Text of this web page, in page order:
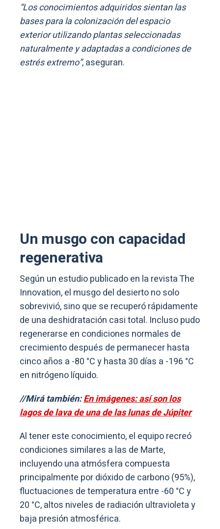
“Los conocimientos adquiridos sientan las
bases para la colonización del espacio
exterior utilizando plantas seleccionadas
naturalmente y adaptadas a condiciones de
estrés extremo”, aseguran.
Un musgo con capacidad
regenerativa
Según un estudio publicado en la revista The
Innovation, el musgo del desierto no solo
sobrevivió, sino que se recuperó rápidamente
de una deshidratación casi total. Incluso pudo
regenerarse en condiciones normales de
crecimiento después de permanecer hasta
cinco años a -80 °C y hasta 30 días a -196 °C
en nitrógeno líquido.
//Mirá también:En imágenes: así son los
lagos de lava de una de las lunas de Júpiter
Al tener este conocimiento, el equipo recreó
condiciones similares a las de Marte,
incluyendo una atmósfera compuesta
principalmente por dióxido de carbono (95%),
fluctuaciones de temperatura entre -60 °C y
20 °C, altos niveles de radiación ultravioleta y
baja presión atmosférica.